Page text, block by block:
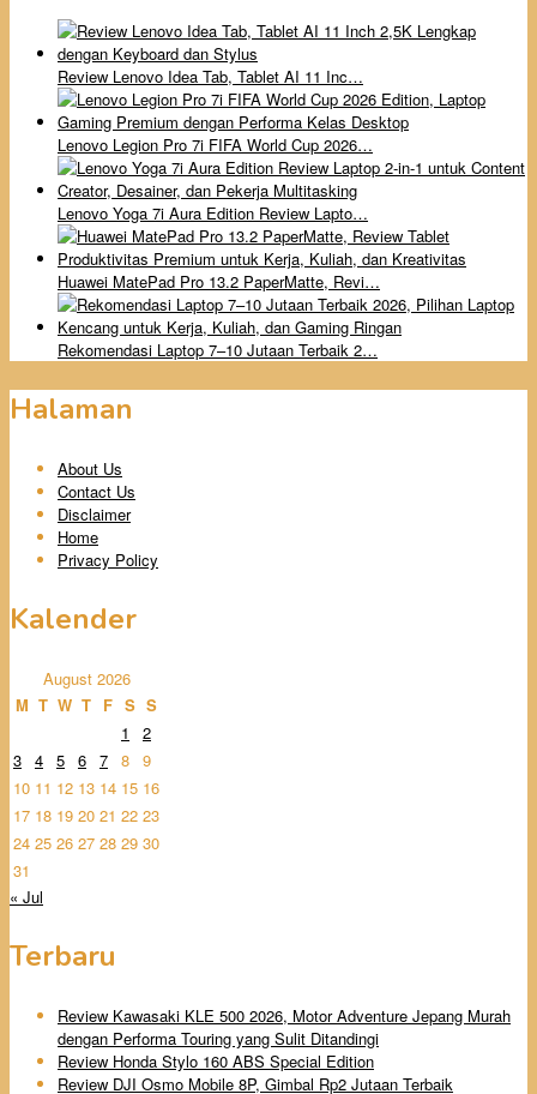
Review Lenovo Idea Tab, Tablet AI 11 Inc…
Lenovo Legion Pro 7i FIFA World Cup 2026…
Lenovo Yoga 7i Aura Edition Review Lapto…
Huawei MatePad Pro 13.2 PaperMatte, Revi…
Rekomendasi Laptop 7–10 Jutaan Terbaik 2…
Halaman
About Us
Contact Us
Disclaimer
Home
Privacy Policy
Kalender
August 2026
M T W T F S S
1
2
3 4 5 6 7 8 9
10 11 12 13 14 15 16
17 18 19 20 21 22 23
24 25 26 27 28 29 30
31
« Jul
Terbaru
Review Kawasaki KLE 500 2026, Motor Adventure Jepang Murah
dengan Performa Touring yang Sulit Ditandingi
Review Honda Stylo 160 ABS Special Edition
Review DJI Osmo Mobile 8P, Gimbal Rp2 Jutaan Terbaik